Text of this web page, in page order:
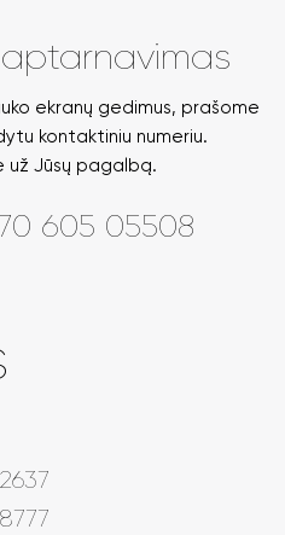
ekranų gedimus, prašome
kontaktiniu numeriu.
už Jūsų pagalbą.
605 05508